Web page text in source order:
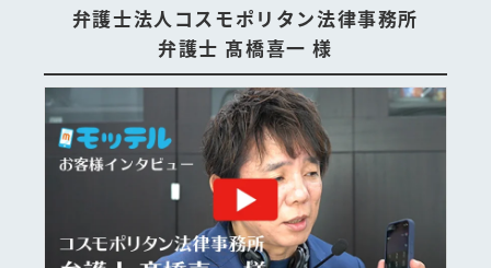
弁護士法人コスモポリタン法律事務所
弁護士 髙橋喜一 様